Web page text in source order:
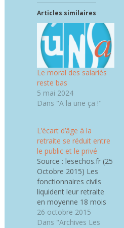
Articles similaires
Le moral des salariés
reste bas
5 mai 2024
Dans "A la une ça !"
L’écart d’âge à la
retraite se réduit entre
le public et le privé
Source : lesechos.fr (25
Octobre 2015) Les
fonctionnaires civils
liquident leur retraite
en moyenne 18 mois
avant les salariés du
privé. Il y a quinze ans,
26 octobre 2015
Dans "Archives Les